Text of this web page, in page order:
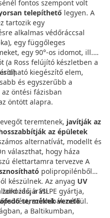
fontos szempont volt
telepíthető legyen. A
tartozik egy
alkalmas védőráccsal
egy függőleges
egy 90°-os idomot, ill.
(a Ross felújító készletben a
kiegészítő elem,
és egyszerűbb a
öntési fázisban
öntött alapra.
teremtenek, javítják az
az épületek
alternatívát, modellt és
választhat, hogy háza
élettartamra tervezve A
polipropilénből
készülnek. Az anyag UV
zord időjárási
színhibák nélkül.
a VILPE gyártja,
termékek vezető
a Baltikumban,